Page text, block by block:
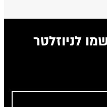
לניוזלטר